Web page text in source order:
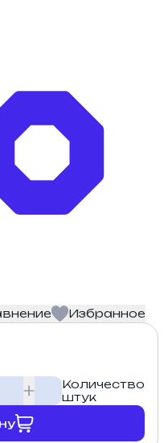
Избранное
Количество
штук